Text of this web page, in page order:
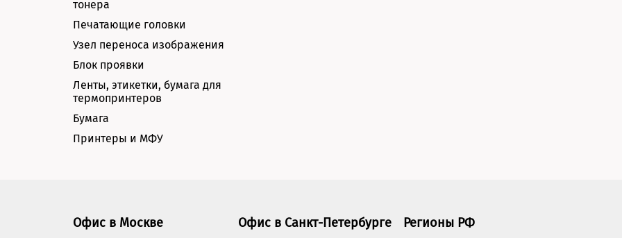
тонера
Печатающие головки
Узел переноса изображения
Блок проявки
Ленты, этикетки, бумага для
термопринтеров
Бумага
Принтеры и МФУ
Офис в Москве Офис в Санкт-Петербурге Регионы РФ